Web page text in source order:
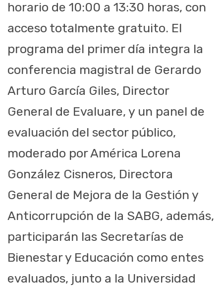
horario de 10:00 a 13:30 horas, con
acceso totalmente gratuito. El
programa del primer día integra la
conferencia magistral de Gerardo
Arturo García Giles, Director
General de Evaluare, y un panel de
evaluación del sector público,
moderado por América Lorena
González Cisneros, Directora
General de Mejora de la Gestión y
Anticorrupción de la SABG, además,
participarán las Secretarías de
Bienestar y Educación como entes
evaluados, junto a la Universidad